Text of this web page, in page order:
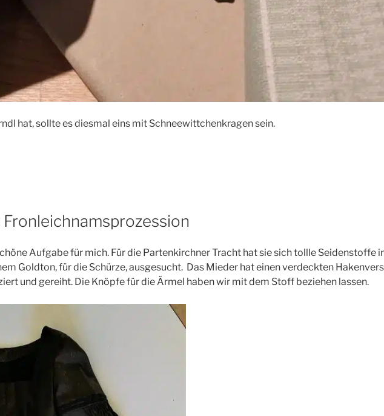
hat, sollte es diesmal eins mit Schneewittchenkragen sein.
Aufgabe für mich. Für die Partenkirchner Tracht hat sie sich tollle Seidenstoffe
Goldton, für die Schürze, ausgesucht. Das Mieder hat einen verdeckten
und gereiht. Die Knöpfe für die Ärmel haben wir mit dem Stoff beziehen lassen.